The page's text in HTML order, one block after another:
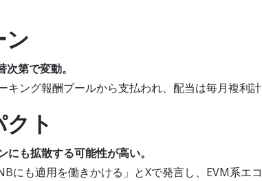
ン
第で変動。
キング報酬プールから支払われ、配当は毎月複利計
ト
にも拡散する可能性が高い。
にも適用を働きかける」とXで発言し、EVM系エ